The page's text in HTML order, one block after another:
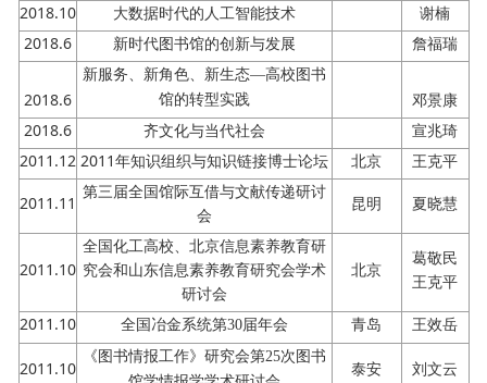
2018.10
大数据时代的人工智能技术
谢楠
2018.6
新时代图书馆的创新与发展 詹福瑞
2018.6
新服务、新角色、新生态—高校图书
馆的转型实践
邓景康
2018.6
齐文化与当代社会
宣兆琦
2011.12 2011年知识组织与知识链接博士论坛 北京 王克平
2011.11
第三届全国馆际互借与文献传递研讨
会
昆明 夏晓慧
2011.10
全国化工高校、北京信息素养教育研
究会和山东信息素养教育研究会学术
研讨会
北京
葛敬民
王克平
2011.10 全国冶金系统第30届年会 青岛 王效岳
2011.10
《图书情报工作》研究会第25次图书
泰安 刘文云